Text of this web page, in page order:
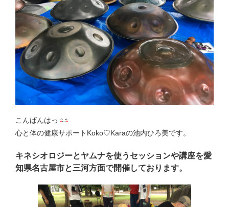
こんばんはっ
心と体の健康サポートKoko♡Karaの池内ひろ美です。
キネシオロジーとヤムナを使うセッションや講座を愛
知県名古屋市と三河方面で開催しております。